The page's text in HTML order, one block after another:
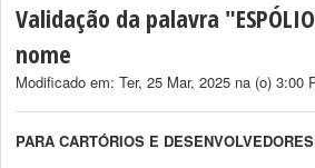
Validação da palavra
nome
Modificado em: Ter, 25 Mar, 2025 na (o) 3:00
PARA CARTÓRIOS E